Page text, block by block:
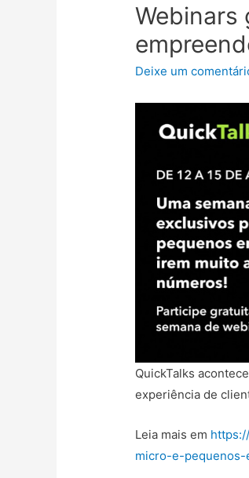
Webinars
Deixe um
QuickTalks
experiência de
Leia mais em
micro-e-